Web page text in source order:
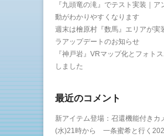
『九頭竜の滝』でテスト実装｜ア
動がわかりやすくなります
週末は檜原村『数馬』エリアが実
ラアップデートのお知らせ
『神戸岩』VRマップ化とフォト
しました
最近のコメント
新アイテム登場：召還機能付きカ
(水)21時から 一条蜜希と行く